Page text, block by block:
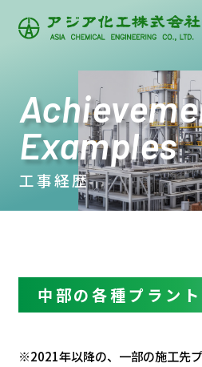
Examples
工事経歴
中部の各種プラント
※2021年以降の、一部の施工先